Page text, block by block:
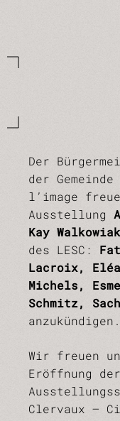
Der
der
l’image
Ausstellung
Kay Walkowiak
des LESC:
Lacroix,
Michels,
Schmitz,
anzukündigen.
Wir freuen
Eröffnung
Clervaux –